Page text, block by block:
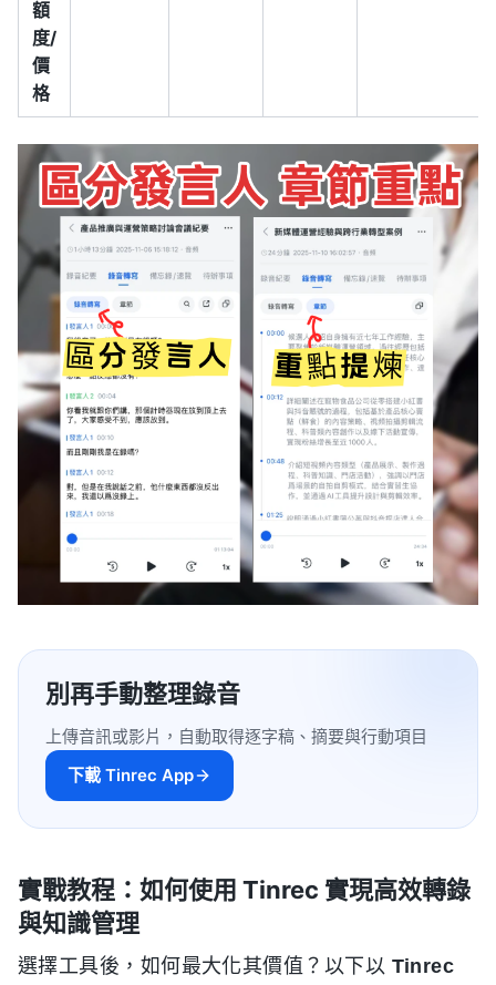
額
度/
價
格
別再手動整理錄音
上傳音訊或影片，自動取得逐字稿、摘要與行動項目
下載 Tinrec App
實戰教程：如何使用 Tinrec 實現高效轉錄
與知識管理
選擇工具後，如何最大化其價值？以下以 Tinrec